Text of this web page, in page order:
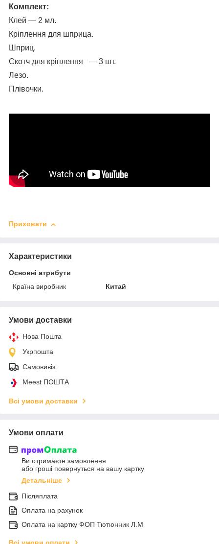
Комплект:
Клей — 2 мл.
Кріплення для шприца.
Шприц.
Скотч для кріплення — 3 шт.
Лезо.
Плівочки.
Приховати
Характеристики
Основні атрибути
Країна виробник
Китай
Умови доставки
Нова Пошта
Укрпошта
Самовивіз
Meest ПОШТА
Всі умови доставки
Умови оплати
Ви отримаєте замовлення
або гроші повернуться на вашу картку
Детальніше
Післяплата
Оплата на рахунок
Оплата на картку ФОП Тютюнник Л.М